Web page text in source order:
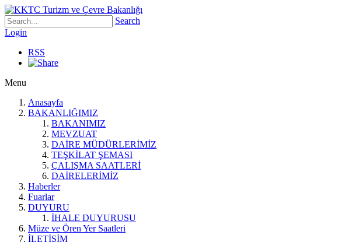
Search
Login
RSS
Menu
Anasayfa
BAKANLIĞIMIZ
BAKANIMIZ
MEVZUAT
DAİRE MÜDÜRLERİMİZ
TEŞKİLAT ŞEMASI
ÇALIŞMA SAATLERİ
DAİRELERİMİZ
Haberler
Fuarlar
DUYURU
İHALE DUYURUSU
Müze ve Ören Yer Saatleri
İLETİŞİM